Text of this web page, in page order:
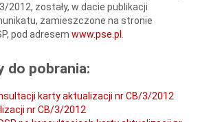
2012, zostały, w dacie publikacji
zamieszczone na stronie
pod adresem www.pse.pl
do pobrania:
karty aktualizacji nr CB/3/2012
nr CB/3/2012